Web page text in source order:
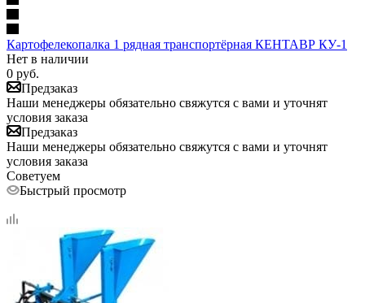
Картофелекопалка 1 рядная транспортёрная КЕНТАВР КУ-1
Нет в наличии
0 руб.
Предзаказ
Наши менеджеры обязательно свяжутся с вами и уточнят
условия заказа
Предзаказ
Наши менеджеры обязательно свяжутся с вами и уточнят
условия заказа
Советуем
Быстрый просмотр